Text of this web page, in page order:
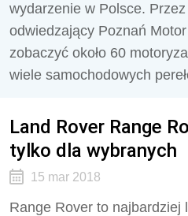
wydarzenie w Polsce.
odwiedzający Poznań
zobaczyć około 60
wiele samochodowych
Land Rover Range
tylko dla wybranych
15 mar 2018
Range Rover to najbardziej